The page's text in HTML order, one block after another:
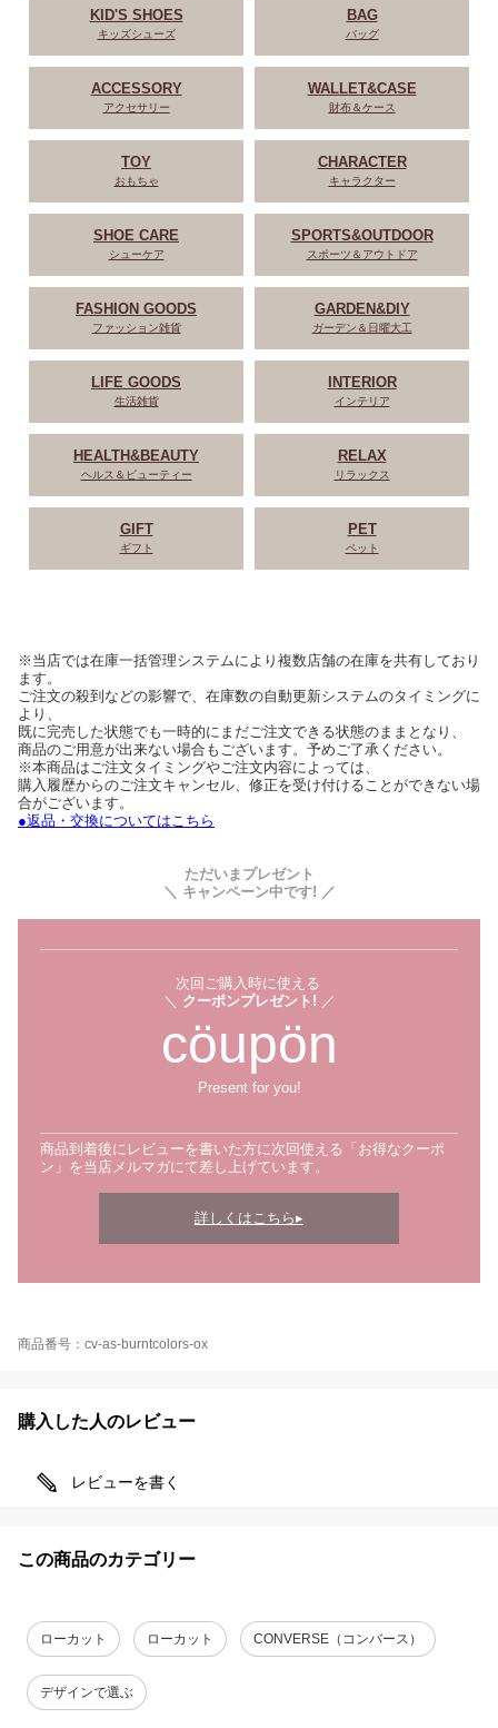
KID'S SHOES
キッズシューズ
BAG
バッグ
ACCESSORY
アクセサリー
WALLET&CASE
財布＆ケース
TOY
おもちゃ
CHARACTER
キャラクター
SHOE CARE
シューケア
SPORTS&OUTDOOR
スポーツ＆アウトドア
FASHION GOODS
ファッション雑貨
GARDEN&DIY
ガーデン＆日曜大工
LIFE GOODS
生活雑貨
INTERIOR
インテリア
HEALTH&BEAUTY
ヘルス＆ビューティー
RELAX
リラックス
GIFT
ギフト
PET
ペット
※当店では在庫一括管理システムにより複数店舗の在庫を共有しており
ます。
ご注文の殺到などの影響で、在庫数の自動更新システムのタイミングに
より、
既に完売した状態でも一時的にまだご注文できる状態のままとなり、
商品のご用意が出来ない場合もございます。予めご了承ください。
※本商品はご注文タイミングやご注文内容によっては、
購入履歴からのご注文キャンセル、修正を受け付けることができない場
合がございます。
●返品・交換についてはこちら
ただいまプレゼント
＼ キャンペーン中です! ／
次回ご購入時に使える
＼ クーポンプレゼント! ／
cöupön
Present for you!
商品到着後にレビューを書いた方に次回使える「お得なクーポ
ン」を当店メルマガにて差し上げています。
詳しくはこちら▸
商品番号：cv-as-burntcolors-ox
購入した人のレビュー
レビューを書く
この商品のカテゴリー
ローカット ローカット CONVERSE（コンバース）
デザインで選ぶ